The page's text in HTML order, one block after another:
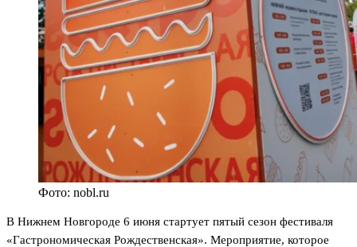
Фото: nobl.ru
В Нижнем Новгороде 6 июня стартует пятый сезон фестиваля
«Гастрономическая Рождественская». Мероприятие, которое